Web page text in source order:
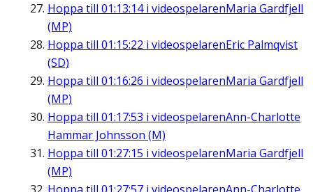
Hoppa till 01:13:14i videospelarenMaria Gardfjell
(MP)
Hoppa till 01:15:22 i videospelarenEric Palmqvist
(SD)
Hoppa till 01:16:26 i videospelarenMaria Gardfjell
(MP)
Hoppa till 01:17:53 i videospelarenAnn-Charlotte
Hammar Johnsson (M)
Hoppa till 01:27:15 i videospelarenMaria Gardfjell
(MP)